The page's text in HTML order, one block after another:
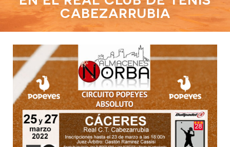
CABEZARRUBIA